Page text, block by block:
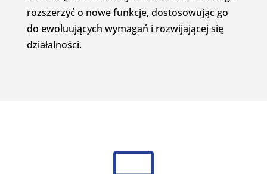
rozszerzyć o nowe funkcje, dostosowując go
do ewoluujących wymagań i rozwijającej się
działalności.